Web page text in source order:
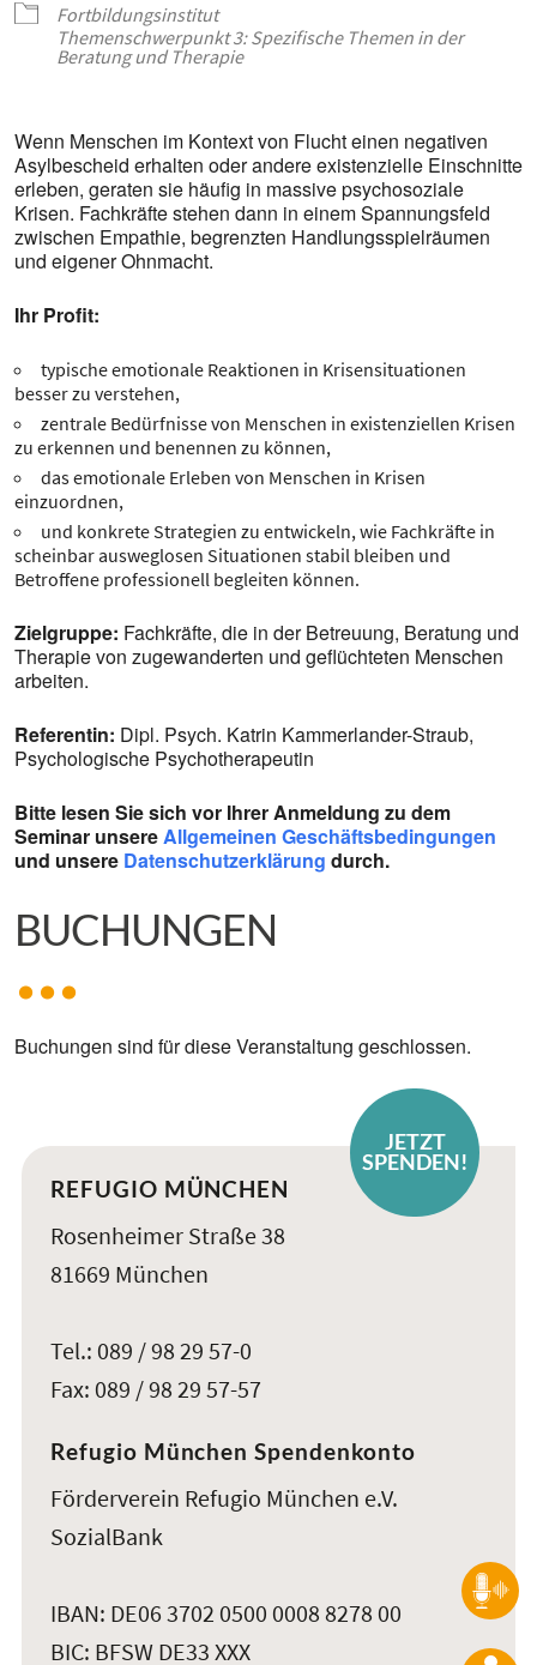
Fortbildungsinstitut
Themenschwerpunkt 3: Spezifische Themen in der
Beratung und Therapie
Wenn Menschen im Kontext von Flucht einen negativen
Asylbescheid erhalten oder andere existenzielle Einschnitte
erleben, geraten sie häufig in massive psychosoziale
Krisen. Fachkräfte stehen dann in einem Spannungsfeld
zwischen Empathie, begrenzten Handlungsspielräumen
und eigener Ohnmacht.
Ihr Profit:
typische emotionale Reaktionen in Krisensituationen
besser zu verstehen,
zentrale Bedürfnisse von Menschen in existenziellen Krisen
zu erkennen und benennen zu können,
das emotionale Erleben von Menschen in Krisen
einzuordnen,
und konkrete Strategien zu entwickeln, wie Fachkräfte in
scheinbar ausweglosen Situationen stabil bleiben und
Betroffene professionell begleiten können.
Zielgruppe: Fachkräfte, die in der Betreuung, Beratung und
Therapie von zugewanderten und geflüchteten Menschen
arbeiten.
Referentin: Dipl. Psych. Katrin Kammerlander-Straub,
Psychologische Psychotherapeutin
Bitte lesen Sie sich vor Ihrer Anmeldung zu dem
Seminar unsere Allgemeinen Geschäftsbedingungen
und unsere Datenschutzerklärung durch.
BUCHUNGEN
Buchungen sind für diese Veranstaltung geschlossen.
JETZT
SPENDEN!
REFUGIO MÜNCHEN
Rosenheimer Straße 38
81669 München
Tel.: 089 / 98 29 57-0
Fax: 089 / 98 29 57-57
Refugio München Spendenkonto
Förderverein Refugio München e.V.
SozialBank
IBAN: DE06 3702 0500 0008 8278 00
BIC: BFSW DE33 XXX